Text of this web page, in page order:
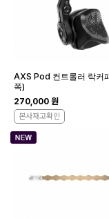
AXS Pod 컨트롤러 락커
쪽)
270,000 원
본사재고확인